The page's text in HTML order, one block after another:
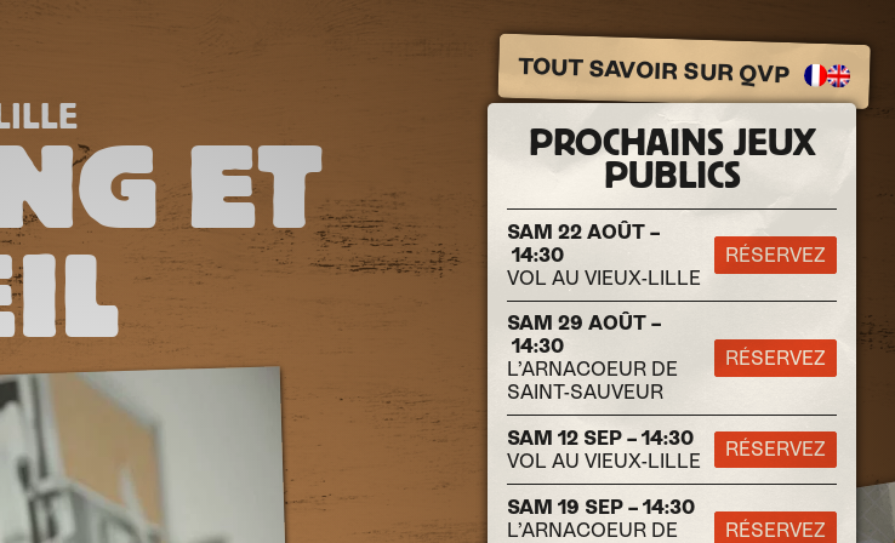
TOUT SAVOIR SUR QVP
PROCHAINS JEUX
PUBLICS
SAM 22 AOÛT –
14:30
VOL AU VIEUX-LILLE
RÉSERVEZ
SAM 29 AOÛT –
14:30
L’ARNACOEUR DE
SAINT-SAUVEUR
RÉSERVEZ
SAM 12 SEP – 14:30
VOL AU VIEUX-LILLE
RÉSERVEZ
SAM 19 SEP – 14:30
L’ARNACOEUR DE
RÉSERVEZ
ET